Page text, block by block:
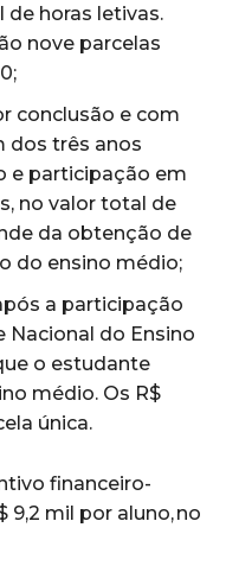
de horas letivas.
nove parcelas
conclusão e com
dos três anos
e participação em
no valor total de
da obtenção de
do ensino médio;
a participação
Nacional do Ensino
o estudante
médio. Os R$
única.
financeiro-
9,2 mil por aluno, no